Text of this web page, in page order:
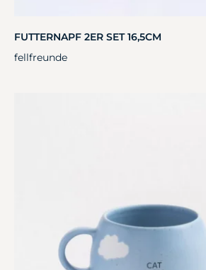
FUTTERNAPF 2ER SET 16,5CM
fellfreunde